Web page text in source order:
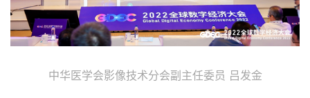
中华医学会影像技术分会副主任委员 吕发金